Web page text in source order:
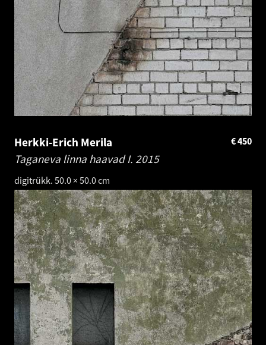
Herkki-Erich Merila
Taganeva linna haavad I. 2015
digitrükk. 50.0 × 50.0 cm
450
€